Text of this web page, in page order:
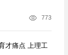
773
才痛点 上理工